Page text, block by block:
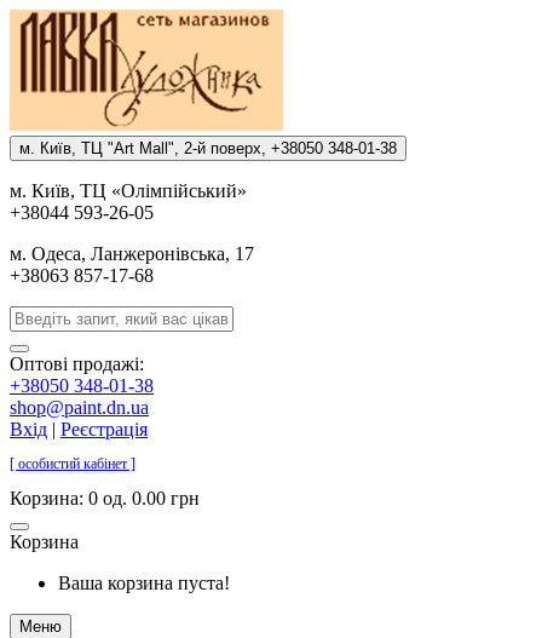
м. Киïв, ТЦ "Art Mall", 2-й поверх, +38050 348-01-38
м. Киïв, ТЦ «Олiмпiйський»
+38044 593-26-05
м. Одеса, Ланжеронiвська, 17
+38063 857-17-68
Оптові продажі:
+38050 348-01-38
shop@paint.dn.ua
Вхід | Реєстрація
[ особистий кабінет ]
Корзина: 0 од. 0.00 грн
Корзина
Ваша корзина пуста!
Меню